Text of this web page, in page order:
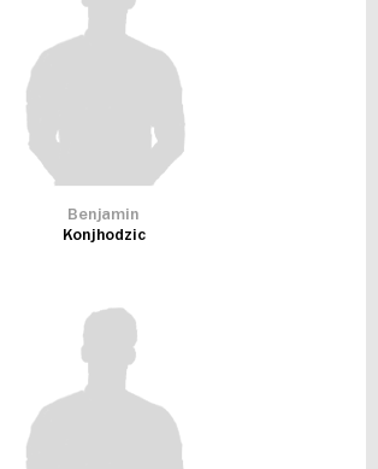
Benjamin
Konjhodzic